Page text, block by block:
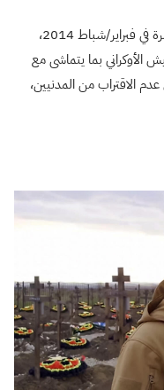
دخل عناصر فاغنر إلى شبه جزيرة القرم لأول مرة في فبراير/شباط 2014،
بما يتماشى مع
الاقتراب من المدنيين،